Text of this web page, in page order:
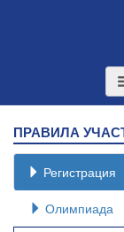
ПРАВИЛА
Регистрация
Олимпиада